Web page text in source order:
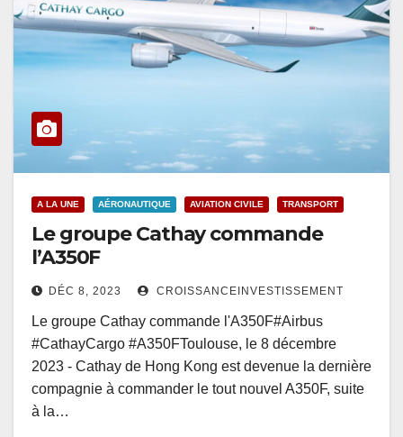
A LA UNE AÉRONAUTIQUE AVIATION CIVILE TRANSPORT
Le groupe Cathay commande
l’A350F
DÉC 8, 2023 CROISSANCEINVESTISSEMENT
Le groupe Cathay commande l'A350F#Airbus
#CathayCargo #A350FToulouse, le 8 décembre
2023 - Cathay de Hong Kong est devenue la dernière
compagnie à commander le tout nouvel A350F, suite
à la…